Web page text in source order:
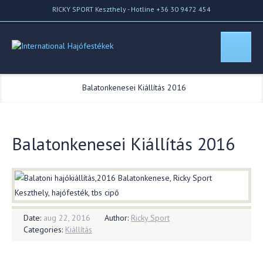
RICKY SPORT Keszthely - Hotline +36 30 9472 454
Balatonkenesei Kiállítás 2016
Balatonkenesei Kiállítás 2016
Date: aug 22, 2016 Author: Ricky Sport
Categories: Kiállítás